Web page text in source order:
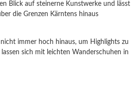
Blick auf steinerne Kunstwerke und lässt
die Grenzen Kärntens hinaus
immer hoch hinaus, um Highlights zu
sich mit leichten Wanderschuhen in